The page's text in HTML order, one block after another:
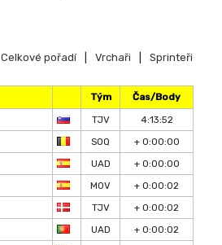
Celkové pořadí Vrchaři
Sprinteři
Tým
Čas/Body
TJV
4:13:52
SOQ
+ 0:00:00
UAD
+ 0:00:00
MOV
+ 0:00:02
TJV
+ 0:00:02
UAD
+ 0:00:02